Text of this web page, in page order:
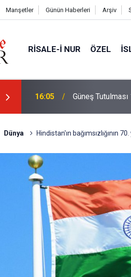
Manşetler Günün Haberleri Arşiv
RISALE-I NUR ÖZEL
16:05 Güneş
Dünya Hindistan'ın bağımsızlığının 70.